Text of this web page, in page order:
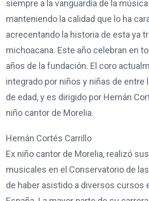
siempre a la vanguardia de la
manteniendo la calidad que lo ha
acrecentando la historia de esta ya
michoacana. Este año celebran en
años de la fundación. El coro
integrado por niños y niñas de entre
de edad, y es dirigido por Hernán
niño cantor de Morelia.
Hernán Cortés Carrillo
Ex niño cantor de Morelia, realizó
musicales en el Conservatorio de
de haber asistido a diversos cursos